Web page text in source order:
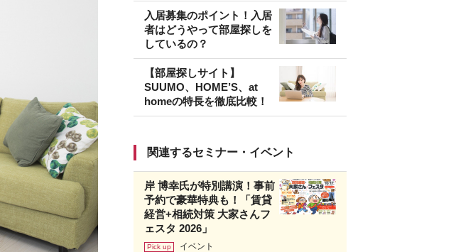
入居募集のポイント！入居
者はどうやって部屋探しを
しているの？
【部屋探しサイト】
SUUMO、HOME’S、at
homeの特長を徹底比較！
関連するセミナー・イベント
岸 博幸氏が特別講演！事前
予約で豪華特典も！「賃貸
経営+相続対策 大家さんフ
ェスタ 2026」
イベント